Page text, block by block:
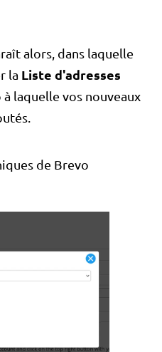
alors, dans laquelle
la Liste d'adresses
à laquelle vos nouveaux
de Brevo